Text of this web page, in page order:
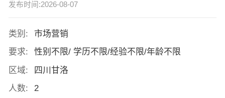
发布时间:2026-08-07
类别:
市场营销
要求:
性别不限/ 学历不限/经验不限/年龄不限
区域:
四川甘洛
人数:
2